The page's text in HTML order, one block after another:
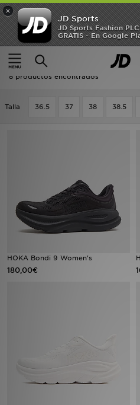
×
JD Sports
JD Sports Fashion PLC
GRATIS - En Google
Página principal
Mujer
Mujer - HOKA Zapatillas
8 productos encontrados
Talla 36.5 37 38 38.5
HOKA Bondi 9 Women's
180,00€
Hombre
Mujer
Niños
Deportes & Fitness
JD Fútbol